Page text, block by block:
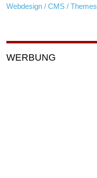
Webdesign / CMS / Themes
WERBUNG